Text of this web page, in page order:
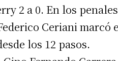
2 a 0. En los
Ceriani
los 12 pasos.